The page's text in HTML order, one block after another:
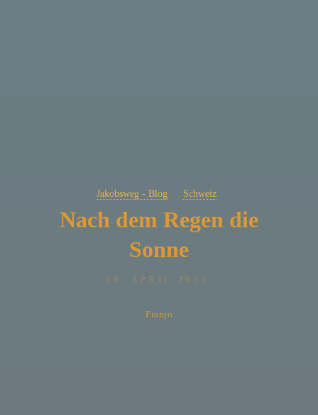
Jakobsweg - Blog Schweiz
Nach dem Regen die
Sonne
18. APRIL 2023
Franjo